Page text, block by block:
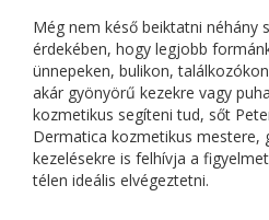
Még nem késő beiktatni néhány
érdekében, hogy legjobb
ünnepeken, bulikon,
akár gyönyörű kezekre vagy
kozmetikus segíteni tud, sőt
Dermatica kozmetikus mestere,
kezelésekre is felhívja a
télen ideális elvégeztetni.